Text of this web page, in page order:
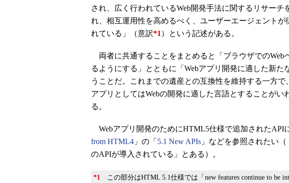
され、広く行われているWeb開発手法に関するリサーチ
れ、相互運用性を高めるべく、ユーザーエージェント
れている」（意訳*1 ）という記述がある。
両者に共通することをまとめると「ブラウザでのWeb
るようにする」とともに「Webアプリ開発に適した新
うことだ。これまでの遺産との互換性を維持する一方で
アプリとしてはWebの開発に適した言語とすることがい
る。
Webアプリ開発のためにHTML5仕様で追加されたAPI
from HTML4 」の「 5.1 New APIs 」などを参照されたい
のAPIが導入されている」とある）。
*1 この部分はHTML 5.1仕様では「new features continue to be